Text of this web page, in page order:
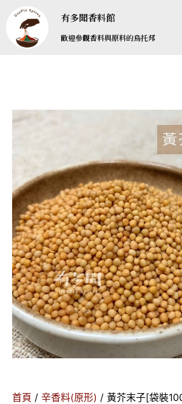
有多聞香料館
歡迎參觀香料與原料的烏托邦
首頁 / 辛香料(原形) / 黃芥末子[袋裝